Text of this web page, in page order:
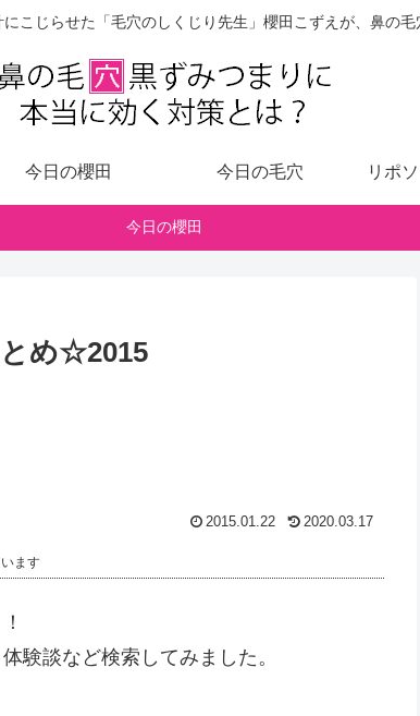
こじらせた「毛穴のしくじり先生」櫻田こずえが、鼻の毛
今日の櫻田 今日の毛穴 リポ
今日の櫻田
め☆2015
2015.01.22 2020.03.17
ます
験談など検索してみました。